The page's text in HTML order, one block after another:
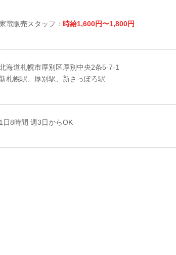
電販売スタッフ： 時給1,600円〜1,800円
海道札幌市厚別区厚別中央2条5-7-1
新札幌駅、厚別駅、新さっぽろ駅
1日8時間 週3日からOK